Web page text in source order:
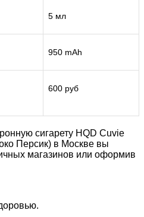
5 мл
950 mAh
600 руб
сигарету HQD Cuvie
Персик) в Москве вы
магазинов или оформив